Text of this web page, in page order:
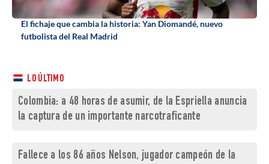
El fichaje que cambia la historia: Yan Diomandé, nuevo
futbolista del Real Madrid
LO ÚLTIMO
Colombia: a 48 horas de asumir, de la Espriella anuncia
la captura de un importante narcotraficante
Fallece a los 86 años Nelson, jugador campeón de la